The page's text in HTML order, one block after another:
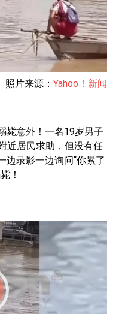
照片来源： Yahoo！新闻
毙意外！一名19岁男子
近居民求助，但没有任
边录影一边询问“你累了
！